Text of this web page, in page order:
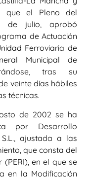
que el Pleno del
de julio, aprobó
de Actuación
Ferroviaria de
Municipal de
tras su
veinte días hábiles
técnicas.
de 2002 se ha
por Desarrollo
ajustada a las
que consta del
en el que se
en la Modificación